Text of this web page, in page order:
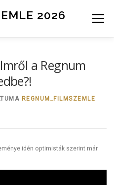
2026 Menü
a Regnum
REGNUM_FILMSZEMLE
idén optimisták szerint már